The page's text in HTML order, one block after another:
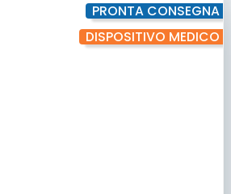
PRONTA CONSEGNA
DISPOSITIVO MEDICO